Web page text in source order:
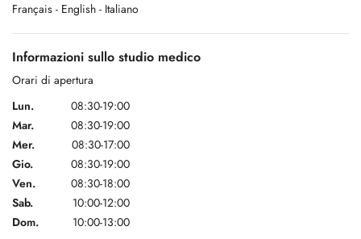
Français - English - Italiano
Informazioni sullo studio medico
Orari di apertura
Lun.
08:30-19:00
Mar.
08:30-19:00
Mer.
08:30-17:00
Gio.
08:30-19:00
Ven.
08:30-18:00
Sab.
10:00-12:00
Dom.
10:00-13:00